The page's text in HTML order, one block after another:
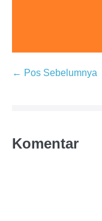
← Pos Sebelumnya
Komentar